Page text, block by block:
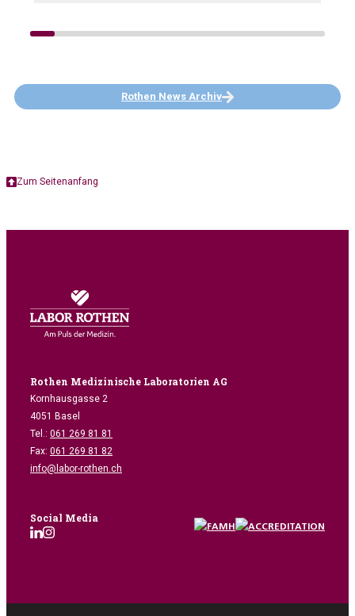
Rothen News Archiv
Zum Seitenanfang
Rothen Medizinische Laboratorien AG
Kornhausgasse 2
4051 Basel
Tel.: 061 269 81 81
Fax: 061 269 81 82
info@labor-rothen.ch
Social Media